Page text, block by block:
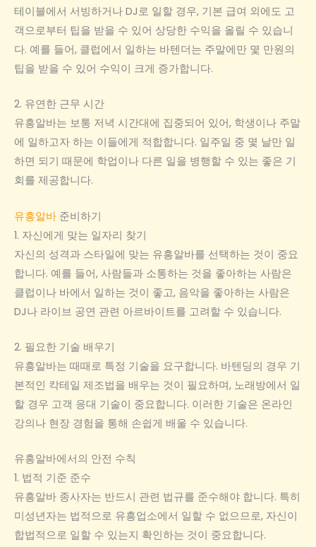
테이블에서 서빙하거나 DJ로 일할 경우, 기본 급여 외에도 고
객으로부터 팁을 받을 수 있어 상당한 수익을 올릴 수 있습니
다. 예를 들어, 클럽에서 일하는 바텐더는 주말에만 몇 만원의
팁을 받을 수 있어 수익이 크게 증가합니다.
2. 유연한 근무 시간
유흥알바는 보통 저녁 시간대에 집중되어 있어, 학생이나 주말
에 일하고자 하는 이들에게 적합합니다. 일주일 중 몇 날만 일
하면 되기 때문에 학업이나 다른 일을 병행할 수 있는 좋은 기
회를 제공합니다.
유흥알바 준비하기
1. 자신에게 맞는 일자리 찾기
자신의 성격과 스타일에 맞는 유흥알바를 선택하는 것이 중요
합니다. 예를 들어, 사람들과 소통하는 것을 좋아하는 사람은
클럽이나 바에서 일하는 것이 좋고, 음악을 좋아하는 사람은
DJ나 라이브 공연 관련 아르바이트를 고려할 수 있습니다.
2. 필요한 기술 배우기
유흥알바는 때때로 특정 기술을 요구합니다. 바텐딩의 경우 기
본적인 칵테일 제조법을 배우는 것이 필요하며, 노래방에서 일
할 경우 고객 응대 기술이 중요합니다. 이러한 기술은 온라인
강의나 현장 경험을 통해 손쉽게 배울 수 있습니다.
유흥알바에서의 안전 수칙
1. 법적 기준 준수
유흥알바 종사자는 반드시 관련 법규를 준수해야 합니다. 특히
미성년자는 법적으로 유흥업소에서 일할 수 없으므로, 자신이
합법적으로 일할 수 있는지 확인하는 것이 중요합니다.